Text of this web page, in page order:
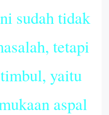
sudah tidak
tetapi
yaitu
aspal